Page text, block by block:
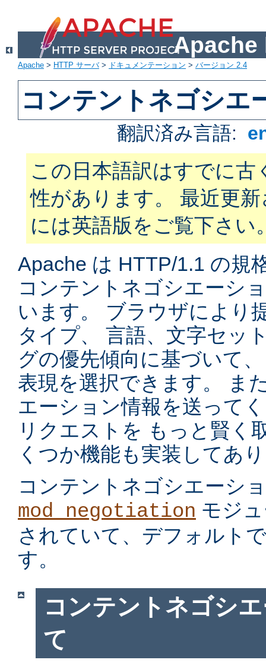
Apache
Apache > HTTP サーバ> ドキュメンテーション > バージョン 2.4
コンテントネゴシエ
翻訳済み言語:
この日本語訳はすでに古
性があります。 最近更
には英語版をご覧下さい
Apache は HTTP/1.1 の規
コンテントネゴシエーシ
います。 ブラウザにより
タイプ、 言語、文字セッ
グの優先傾向に基づいて
表現を選択できます。 ま
エーション情報を送って
リクエストを もっと賢く
くつか機能も実装してあ
コンテントネゴシエーシ
mod_negotiation モジ
されていて、デフォルト
す。
コンテントネゴシ
て